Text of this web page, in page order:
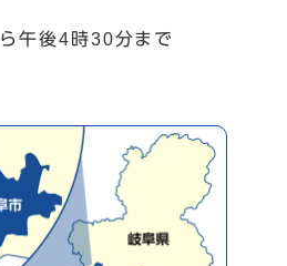
午後4時30分まで